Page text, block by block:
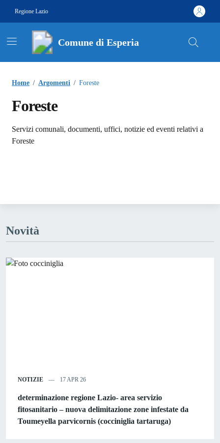
Regione Lazio
Comune di Esperia
Home / Argomenti / Foreste
Foreste
Dettagli dell'argomento
Servizi comunali, documenti, uffici, notizie ed eventi relativi a
Foreste
Novità
NOTIZIE 17 APR 26
determinazione regione Lazio- area servizio
fitosanitario – nuova delimitazione zone infestate da
Toumeyella parvicornis (cocciniglia tartaruga)